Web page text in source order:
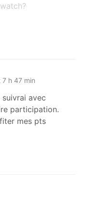
h 47 min
avec
participation.
mes pts